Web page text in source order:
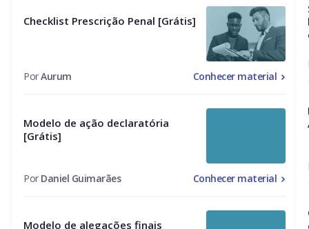
Checklist Prescrição Penal [Grátis]
PorAurum Conhecer material
Modelo de ação declaratória
[Grátis]
Por Daniel Guimarães Conhecer material
Modelo de alegações finais